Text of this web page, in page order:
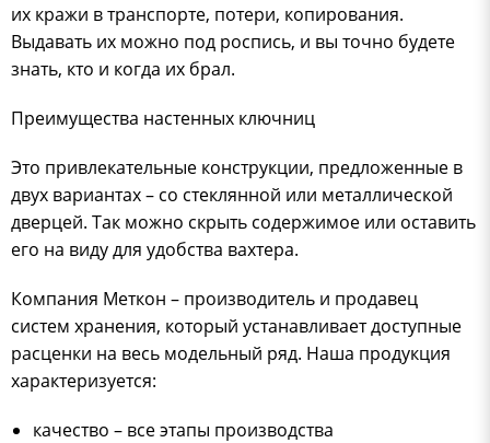
их кражи в транспорте, потери, копирования.
Выдавать их можно под роспись, и вы точно будете
знать, кто и когда их брал.
Преимущества настенных ключниц
Это привлекательные конструкции, предложенные в
двух вариантах – со стеклянной или металлической
дверцей. Так можно скрыть содержимое или оставить
его на виду для удобства вахтера.
Компания Меткон – производитель и продавец
систем хранения, который устанавливает доступные
расценки на весь модельный ряд. Наша продукция
характеризуется:
качество – все этапы производства